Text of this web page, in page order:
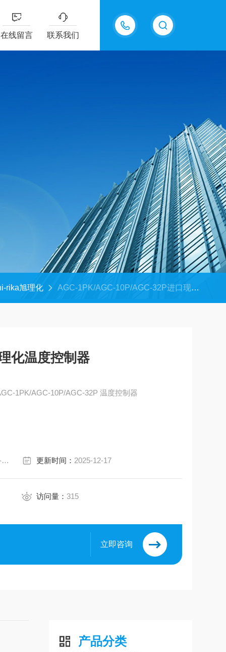
15815550998
在线留言 联系我们
rika旭理化 AGC-1PK/AGC-10P/AGC-32P进口现货Asahi-rika旭理化温度控制器
化温度控制器
进口现货Asahi-rika旭理化 AGC-1PK/AGC-10P/AGC-32P 温度控制器
AGC-1PK/AGC-10P/AGC-32P 更新时间： 2025-12-17
访问量： 315
立即咨询
产品分类